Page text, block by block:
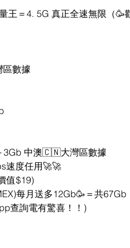
王＝4. 5G 真正全速無限（🥳
數據
3Gb 中澳🇨🇳大灣區數據
速度任用🚀🚀
值$19)
每月送多12Gb🥳＝共67Gb
查詢電有驚喜！！)